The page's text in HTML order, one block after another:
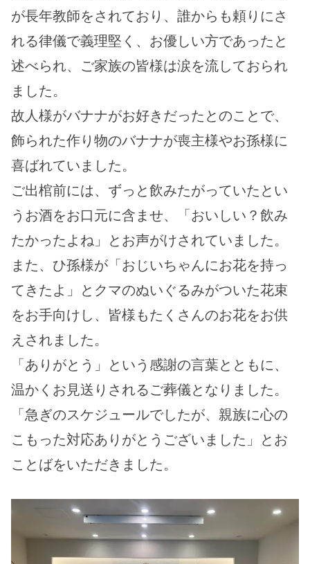
が長年教師をされており、誰からも頼りにさ
れる律儀で義理堅く、お優しい方であったと
述べられ、ご家族の皆様は涙を流しておられ
ました。
故人様がバナナがお好きだったとのことで、
飾られた作り物のバナナが喪主様やお孫様に
喜ばれていました。
ご出棺前には、ずっと飲みたがっていたとい
うお酒をお口元に含ませ、「おいしい？飲み
たかったよね」とお声がけされていました。
また、ひ孫様が「おじいちゃんにお花を持っ
てきたよ」とクマのぬいぐるみがついた花束
をお手向けし、皆様もたくさんのお花をお供
えされました。
「ありがとう」という感謝の言葉とともに、
温かくお見送りされるご葬儀となりました。
「急ぎのスケジュールでしたが、親族に心の
こもった対応ありがとうございました」とお
ことばをいただきました。